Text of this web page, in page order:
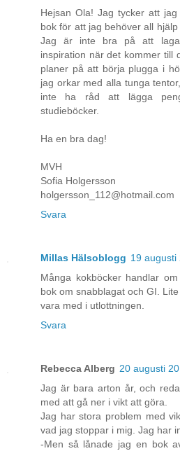
Hejsan Ola! Jag tycker att
bok för att jag behöver all
Jag är inte bra på att
inspiration när det kommer till
planer på att börja plugga i
jag orkar med alla tunga
inte ha råd att lägga
studieböcker.
Ha en bra dag!
MVH
Sofia Holgersson
holgersson_112@hotmail.com
Svara
Millas Hälsoblogg 19 augusti
Många kokböcker handlar
bok om snabblagat och GI.
vara med i utlottningen.
Svara
Rebecca Alberg 20 augusti
Jag är bara arton år, och
med att gå ner i vikt att göra.
Jag har stora problem med
vad jag stoppar i mig. Jag har
-Men så lånade jag en bok